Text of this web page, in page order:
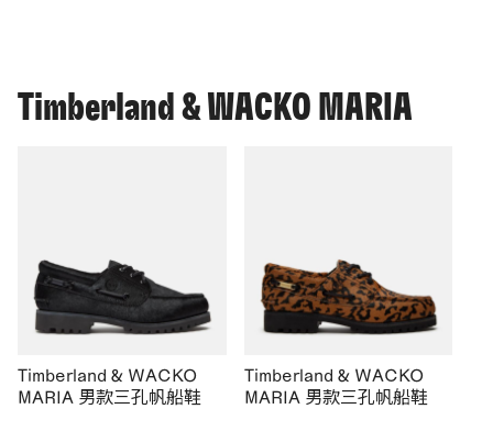
Timberland & WACKO MARIA
Timberland & WACKO
MARIA 男款三孔帆船鞋
Timberland & WACKO
MARIA 男款三孔帆船鞋